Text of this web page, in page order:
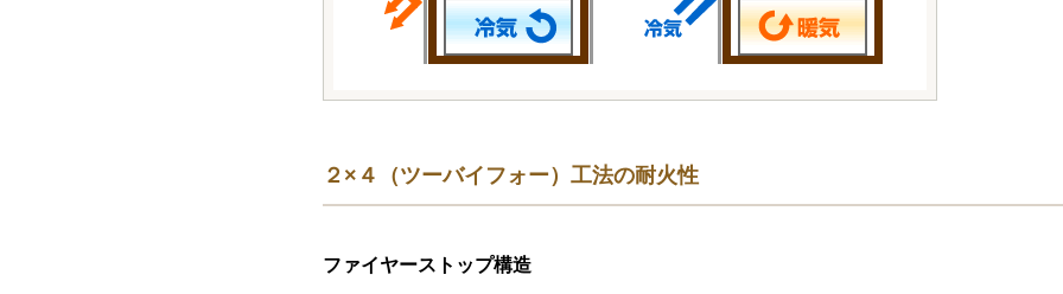
２×４（ツーバイフォー）工法の耐火性
ファイヤーストップ構造